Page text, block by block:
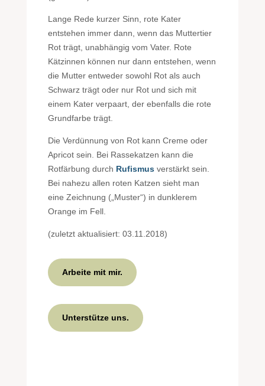
Lange Rede kurzer Sinn, rote Kater
entstehen immer dann, wenn das Muttertier
Rot trägt, unabhängig vom Vater. Rote
Kätzinnen können nur dann entstehen, wenn
die Mutter entweder sowohl Rot als auch
Schwarz trägt oder nur Rot und sich mit
einem Kater verpaart, der ebenfalls die rote
Grundfarbe trägt.
Die Verdünnung von Rot kann Creme oder
Apricot sein. Bei Rassekatzen kann die
Rotfärbung durch Rufismusverstärkt sein.
Bei nahezu allen roten Katzen sieht man
eine Zeichnung („Muster“) in dunklerem
Orange im Fell.
(zuletzt aktualisiert: 03.11.2018)
Arbeite mit mir.
Unterstütze uns.